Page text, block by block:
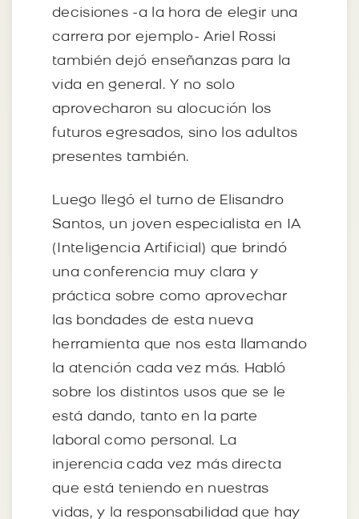
decisiones -a la hora de elegir una
carrera por ejemplo- Ariel Rossi
también dejó enseñanzas para la
vida en general. Y no solo
aprovecharon su alocución los
futuros egresados, sino los adultos
presentes también.
Luego llegó el turno de Elisandro
Santos, un joven especialista en IA
(Inteligencia Artificial) que brindó
una conferencia muy clara y
práctica sobre como aprovechar
las bondades de esta nueva
herramienta que nos esta llamando
la atención cada vez más. Habló
sobre los distintos usos que se le
está dando, tanto en la parte
laboral como personal. La
injerencia cada vez más directa
que está teniendo en nuestras
vidas, y la responsabilidad que hay